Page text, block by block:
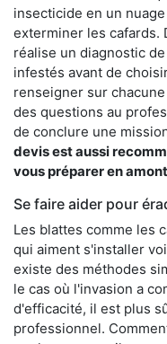
insecticide en un
exterminer les cafards.
réalise un diagnostic
infestés avant de
renseigner sur
des questions au
de conclure une
devis est aussi
vous préparer en
Se faire aider pour
Les blattes comme les
qui aiment s'installer
existe des méthodes
le cas où l'invasion a
d'efficacité, il est plus
professionnel.